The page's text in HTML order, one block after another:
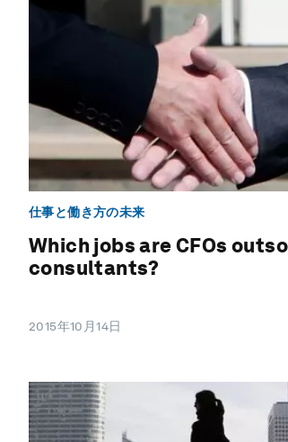
仕事と働き方の未来
Which jobs are CFOs
consultants?
2015年10月14日